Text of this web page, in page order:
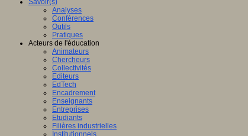
Savoir(s)
Analyses
Conférences
Outils
Pratiques
Acteurs de l'éducation
Animateurs
Chercheurs
Collectivités
Editeurs
EdTech
Encadrement
Enseignants
Entreprises
Etudiants
Filières industrielles
Institutionnels